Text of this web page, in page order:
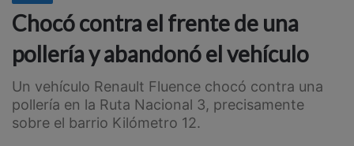
Chocó contra el frente de una
pollería y abandonó el vehículo
Un vehículo Renault Fluence chocó contra una
pollería en la Ruta Nacional 3, precisamente
sobre el barrio Kilómetro 12.